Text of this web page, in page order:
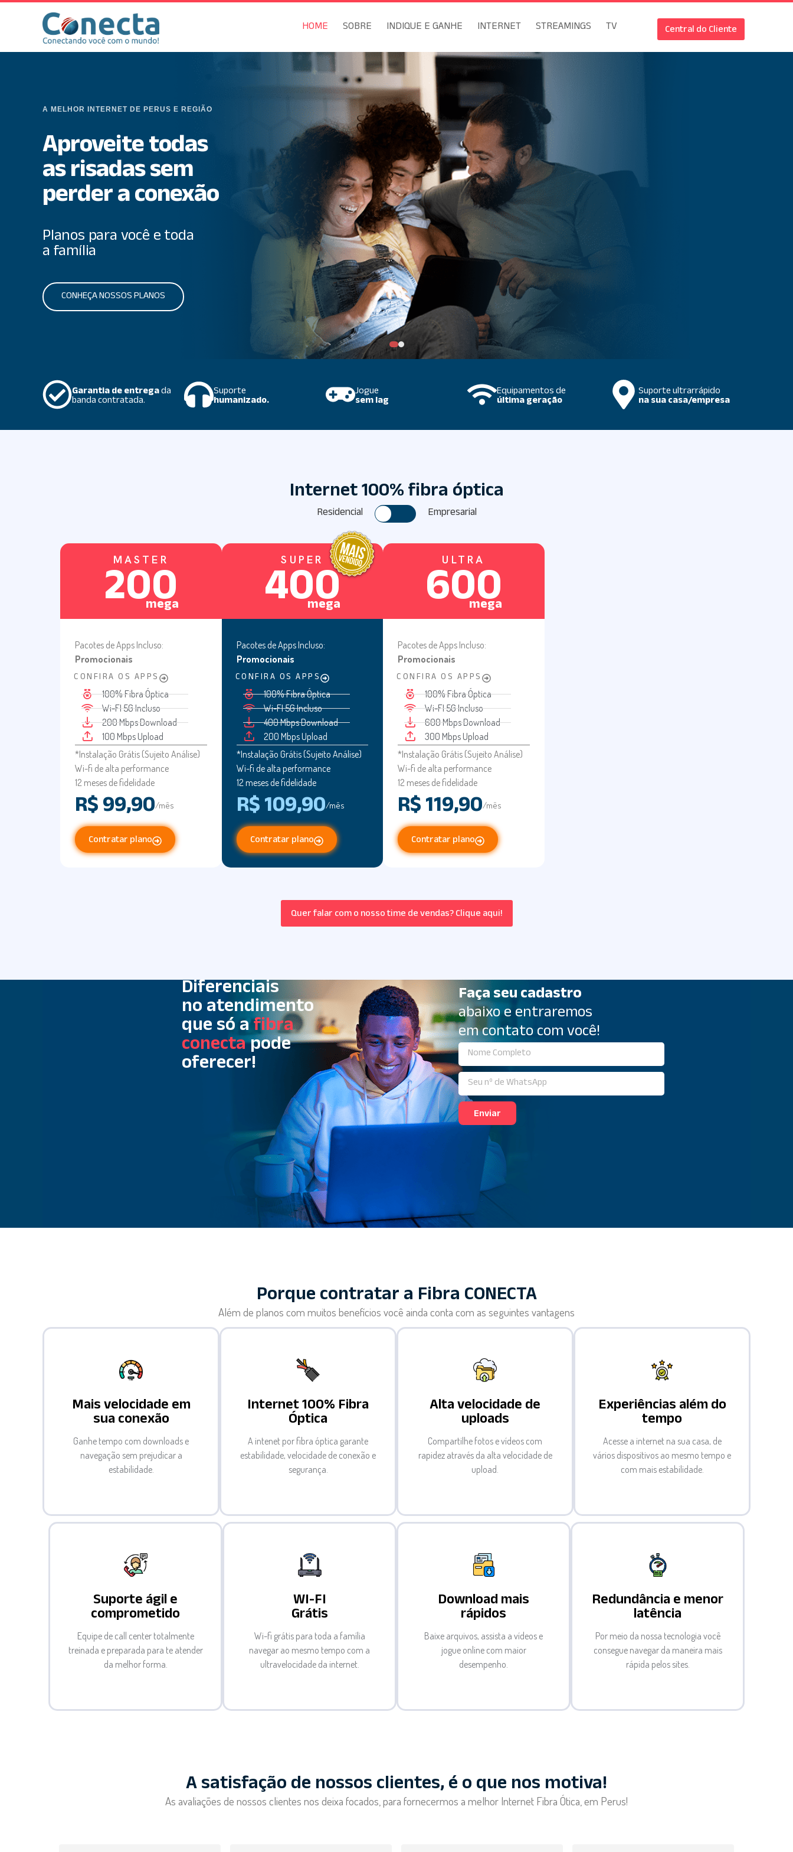
HOME SOBRE INDIQUE E GANHE INTERNET STREAMINGS TV Central do Cliente
A MELHOR INTERNET DE PERUS E REGIÃO
Aproveite todas
as risadas sem
perder a conexão
Planos para você e toda
a família
CONHEÇA NOSSOS PLANOS
Garantia de entregada
banda contratada.
Suporte
humanizado.
Jogue
sem lag
Equipamentos de
última geração
Suporte ultrarrápido
na sua casa/empresa
Internet 100% fibra óptica
Residencial Empresarial
MASTER
200
mega
Pacotes de Apps Incluso:
Promocionais
CONFIRA OS APPS
100% Fibra Óptica
Wi-FI 5G Incluso
200 Mbps Download
100 Mbps Upload
*Instalação Grátis (Sujeito Análise)
Wi-fi de alta performance
12 meses de fidelidade
R$ 99,90/mês
Contratar plano
SUPER
400
mega
Pacotes de Apps Incluso:
Promocionais
CONFIRA OS APPS
100% Fibra Óptica
Wi-FI 5G Incluso
400 Mbps Download
200 Mbps Upload
*Instalação Grátis (Sujeito Análise)
Wi-fi de alta performance
12 meses de fidelidade
R$ 109,90/mês
Contratar plano
ULTRA
600
mega
Pacotes de Apps Incluso:
Promocionais
CONFIRA OS APPS
100% Fibra Óptica
Wi-FI 5G Incluso
600 Mbps Download
300 Mbps Upload
*Instalação Grátis (Sujeito Análise)
Wi-fi de alta performance
12 meses de fidelidade
R$ 119,90/mês
Contratar plano
Quer falar com o nosso time de vendas? Clique aqui!
Diferenciais
no atendimento
que só afibra
conectapode
oferecer!
Faça seu cadastro
abaixo e entraremos
em contato com você!
Enviar
Porque contratar a Fibra CONECTA
Além de planos com muitos benefícios você ainda conta com as seguintes vantagens
Mais velocidade em
sua conexão
Ganhe tempo com downloads e
navegação sem prejudicar a
estabilidade.
Internet 100% Fibra
Óptica
A intenet por fibra óptica garante
estabilidade, velocidade de conexão e
segurança.
Alta velocidade de
uploads
Compartilhe fotos e vídeos com
rapidez através da alta velocidade de
upload.
Experiências além do
tempo
Acesse a internet na sua casa, de
vários dispositivos ao mesmo tempo e
com mais estabilidade.
Suporte ágil e
comprometido
Equipe de call center totalmente
treinada e preparada para te atender
da melhor forma.
WI-FI
Grátis
Wi-fi grátis para toda a família
navegar ao mesmo tempo com a
ultravelocidade da internet.
Download mais
rápidos
Baixe arquivos, assista a vídeos e
jogue online com maior
desempenho.
Redundância e menor
latência
Por meio da nossa tecnologia você
consegue navegar da maneira mais
rápida pelos sites.
A satisfação de nossos clientes, é o que nos motiva!
As avaliações de nossos clientes nos deixa focados, para fornecermos a melhor Internet Fibra Ótica, em Perus!